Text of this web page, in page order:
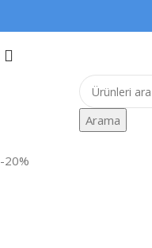
Arama
-20%